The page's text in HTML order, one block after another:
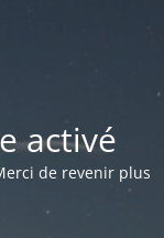
activé
de revenir plus